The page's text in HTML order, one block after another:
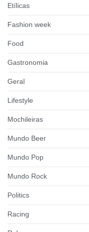
Etílicas
Fashion week
Food
Gastronomia
Geral
Lifestyle
Mochileiras
Mundo Beer
Mundo Pop
Mundo Rock
Politics
Racing